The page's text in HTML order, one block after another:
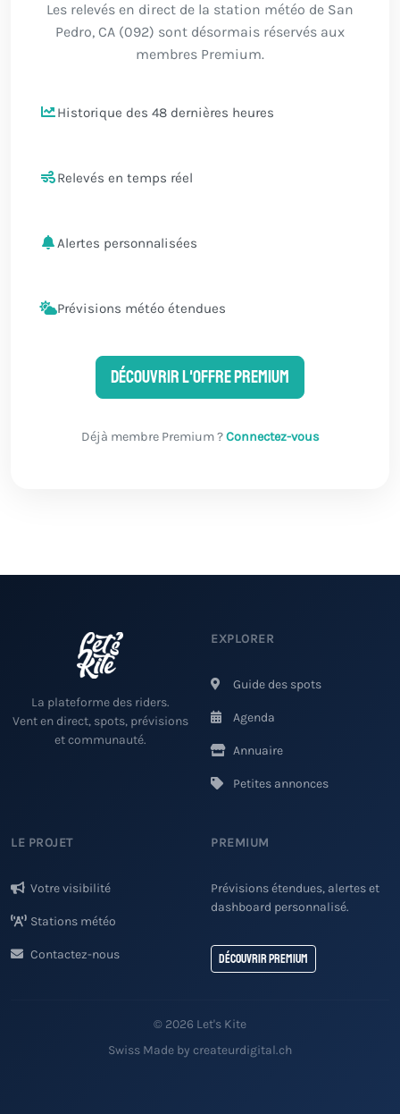
Les relevés en direct de la station météo de San
Pedro, CA (092) sont désormais réservés aux
membres Premium.
Historique des 48 dernières heures
Relevés en temps réel
Alertes personnalisées
Prévisions météo étendues
Découvrir l'offre Premium
Déjà membre Premium ?Connectez-vous
La plateforme des riders.
Vent en direct, spots, prévisions
et communauté.
EXPLORER
Guide des spots
Agenda
Annuaire
Petites annonces
LE PROJET
Votre visibilité
Stations météo
Contactez-nous
PREMIUM
Prévisions étendues, alertes et
dashboard personnalisé.
Découvrir Premium
© 2026 Let's Kite
Swiss Made by createurdigital.ch